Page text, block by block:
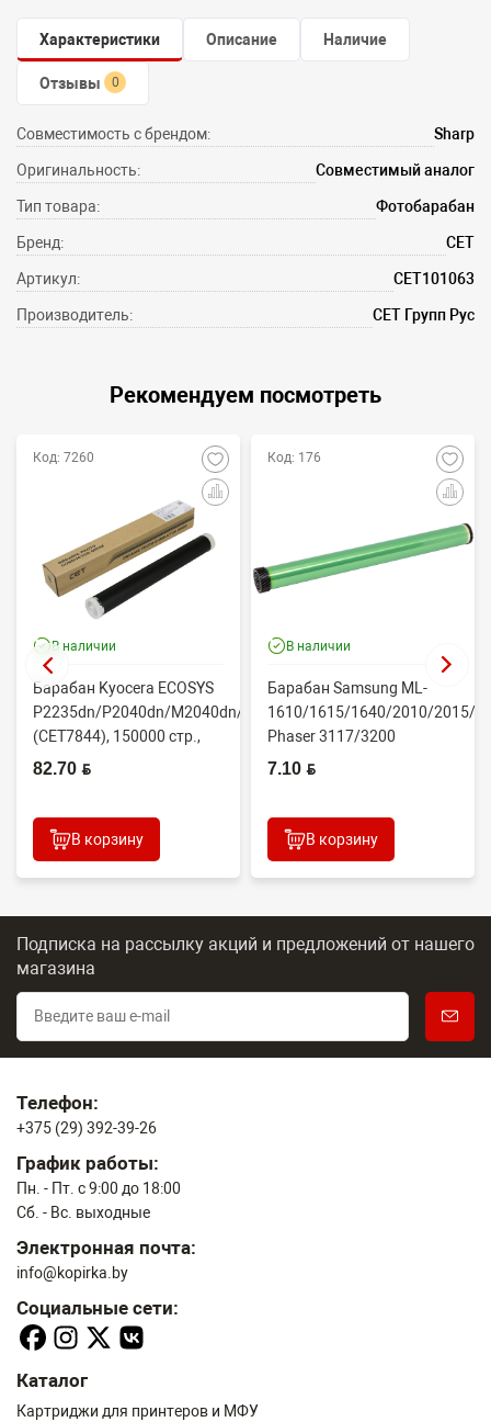
Характеристики Описание Наличие
Отзывы 0
Совместимость с брендом: Sharp
Оригинальность: Совместимый аналог
Тип товара: Фотобарабан
Бренд: CET
Артикул: CET101063
Производитель: СЕТ Групп Рус
Рекомендуем посмотреть
Код: 7260
В наличии
Барабан Kyocera ECOSYS
P2235dn/P2040dn/M2040dn/M2540dw
(CET7844), 150000 стр.,
Япония
82.70 BYN
В корзину
Код: 176
В наличии
Барабан Samsung ML-
1610/1615/1640/2010/2015/
Phaser 3117/3200
(CONTENT)
7.10 BYN
В корзину
Подписка на рассылку акций и предложений от нашего
магазина
Телефон:
+375 (29) 392-39-26
График работы:
Пн. - Пт. с 9:00 до 18:00
Сб. - Вс. выходные
Электронная почта:
info@kopirka.by
Социальные сети:
Каталог
Картриджи для принтеров и МФУ